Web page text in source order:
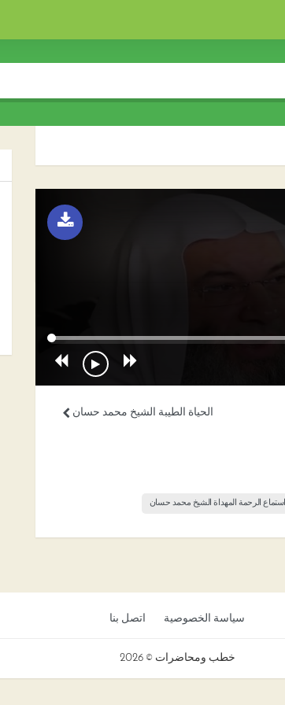
الحياة الطيبة الشيخ محمد حسان
استماع الرحمة المهداة الشيخ محمد حسان
سياسة الخصوصية اتصل بنا
خطب ومحاضرات © 2026